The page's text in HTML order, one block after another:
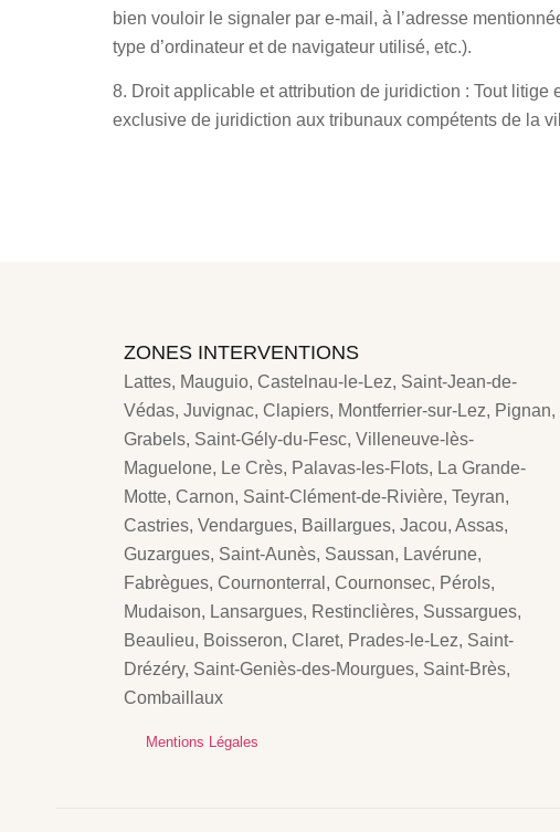
bien vouloir le signaler par e-mail, à l’adresse
type d’ordinateur et de navigateur utilisé, etc.).
8. Droit applicable et attribution de juridiction : Tout litige
exclusive de juridiction aux tribunaux compétents de la
ZONES INTERVENTIONS
Lattes, Mauguio, Castelnau-le-Lez, Saint-Jean-de-
Védas, Juvignac, Clapiers, Montferrier-sur-Lez, Pignan,
Grabels, Saint-Gély-du-Fesc, Villeneuve-lès-
Maguelone, Le Crès, Palavas-les-Flots, La Grande-
Motte, Carnon, Saint-Clément-de-Rivière, Teyran,
Castries, Vendargues, Baillargues, Jacou, Assas,
Guzargues, Saint-Aunès, Saussan, Lavérune,
Fabrègues, Cournonterral, Cournonsec, Pérols,
Mudaison, Lansargues, Restinclières, Sussargues,
Beaulieu, Boisseron, Claret, Prades-le-Lez, Saint-
Drézéry, Saint-Geniès-des-Mourgues, Saint-Brès,
Combaillaux
Mentions Légales